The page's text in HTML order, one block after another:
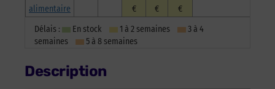
alimentaire
€
€
€
Délais : En stock 1 à 2 semaines
3 à 4
semaines
5 à 8 semaines
Description